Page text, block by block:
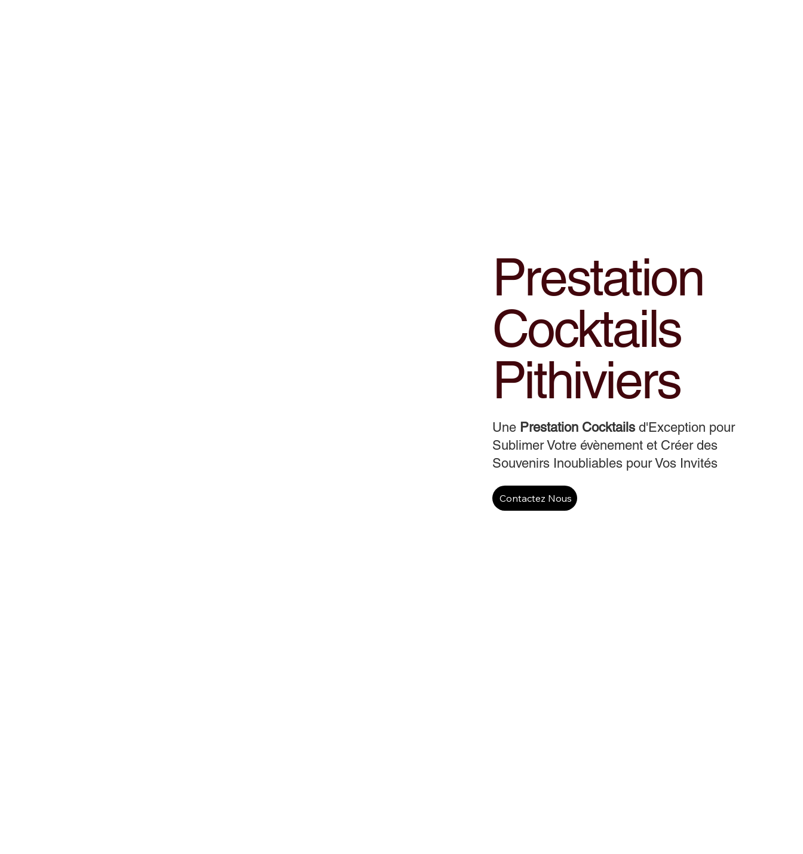
Prestation
Cocktails
Pithiviers
Une Prestation Cocktails d'Exception pour
Sublimer Votre évènement et Créer des
Souvenirs Inoubliables pour Vos Invités
Contactez Nous